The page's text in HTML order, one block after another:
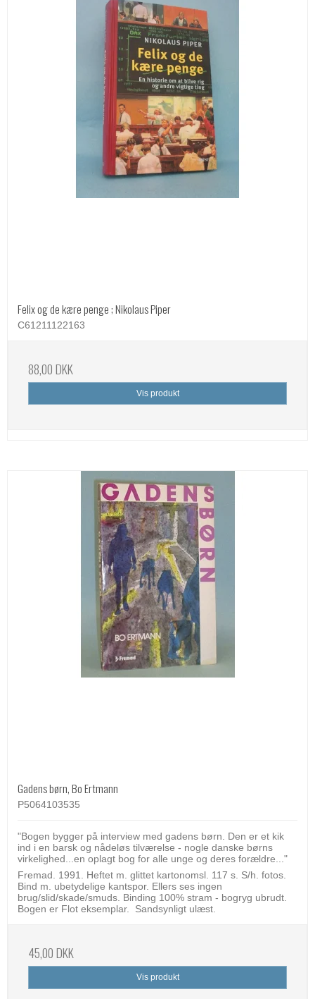
Felix og de kære penge ; Nikolaus Piper
C61211122163
88,00 DKK
Vis produkt
Gadens børn, Bo Ertmann
P5064103535
"Bogen bygger på interview med gadens børn. Den er et kik
ind i en barsk og nådeløs tilværelse - nogle danske børns
virkelighed...en oplagt bog for alle unge og deres forældre..."
Fremad. 1991. Heftet m. glittet kartonomsl. 117 s. S/h. fotos.
Bind m. ubetydelige kantspor. Ellers ses ingen
brug/slid/skade/smuds. Binding 100% stram - bogryg ubrudt.
Bogen er Flot eksemplar. Sandsynligt ulæst.
45,00 DKK
Vis produkt